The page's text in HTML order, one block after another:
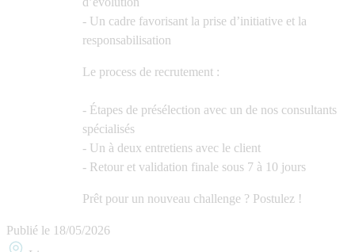
- Un cadre favorisant la prise d’initiative et la
responsabilisation
Le process de recrutement :
- Étapes de présélection avec un de nos consultants
spécialisés
- Un à deux entretiens avec le client
- Retour et validation finale sous 7 à 10 jours
Prêt pour un nouveau challenge ? Postulez !
Publié le 18/05/2026